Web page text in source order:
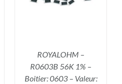
ROYALOHM –
R0603B 56K 1% –
Boitier: 0603 – Valeur: